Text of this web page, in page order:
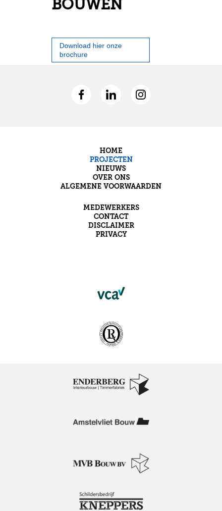
BOUWEN
Download hier onze
brochure
HOME
PROJECTEN
NIEUWS
OVER ONS
ALGEMENE VOORWAARDEN
MEDEWERKERS
CONTACT
DISCLAIMER
PRIVACY